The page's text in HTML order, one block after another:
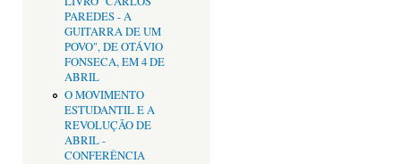
PAREDES - A
GUITARRA DE UM
POVO", DE OTÁVIO
FONSECA, EM 4 DE
ABRIL
O MOVIMENTO
ESTUDANTIL E A
REVOLUÇÃO DE
ABRIL -
CONFERÊNCIA